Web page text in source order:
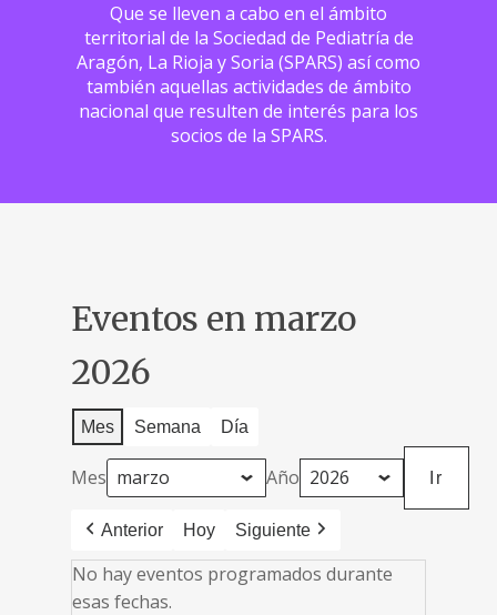
Que se lleven a cabo en el ámbito
territorial de la Sociedad de Pediatría de
Aragón, La Rioja y Soria (SPARS) así como
también aquellas actividades de ámbito
nacional que resulten de interés para los
socios de la SPARS.
Eventos en marzo
2026
Mes Semana Día
Mes Año
Anterior Hoy Siguiente
No hay eventos programados durante
esas fechas.